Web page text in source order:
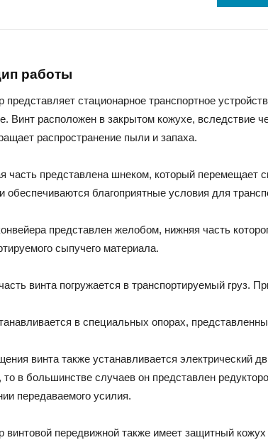
работы
представляет стационарное транспортное
Винт расположен в закрытом кожухе, вследствие
распространение пыли и запаха.
часть представлена шнеком, который перемещает
обеспечиваются благоприятные условия для
представлен желобом, нижняя часть
сыпучего материала.
винта погружается в транспортируемый груз.
в специальных опорах,
винта также устанавливается электрический
то в большинстве случаев он представлен
передаваемого усилия.
винтовой передвижной также имеет защитный